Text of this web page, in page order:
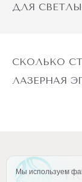
ДЛЯ
СКОЛЬКО
ЛАЗЕРНАЯ
Мы используем